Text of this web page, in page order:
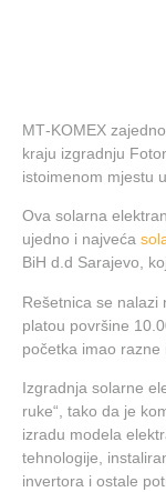
MT‑KOMEX
kraju izgradnju
istoimenom mjestu
Ova solarna
ujedno i najveća
BiH d.d Sarajevo,
Rešetnica se nalazi
platou površine
početka imao razne
Izgradnja solarne
ruke“, tako da je
izradu modela
tehnologije,
invertora i ostale